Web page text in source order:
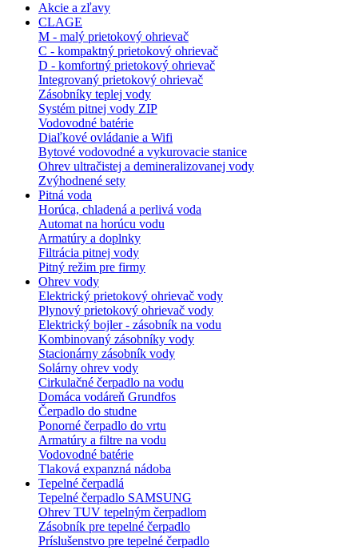
Akcie a zľavy
CLAGE
M - malý prietokový ohrievač
C - kompaktný prietokový ohrievač
D - komfortný prietokový ohrievač
Integrovaný prietokový ohrievač
Zásobníky teplej vody
Systém pitnej vody ZIP
Vodovodné batérie
Diaľkové ovládanie a Wifi
Bytové vodovodné a vykurovacie stanice
Ohrev ultračistej a demineralizovanej vody
Zvýhodnené sety
Pitná voda
Horúca, chladená a perlivá voda
Automat na horúcu vodu
Armatúry a doplnky
Filtrácia pitnej vody
Pitný režim pre firmy
Ohrev vody
Elektrický prietokový ohrievač vody
Plynový prietokový ohrievač vody
Elektrický bojler - zásobník na vodu
Kombinovaný zásobníky vody
Stacionárny zásobník vody
Solárny ohrev vody
Cirkulačné čerpadlo na vodu
Domáca vodáreň Grundfos
Čerpadlo do studne
Ponorné čerpadlo do vrtu
Armatúry a filtre na vodu
Vodovodné batérie
Tlaková expanzná nádoba
Tepelné čerpadlá
Tepelné čerpadlo SAMSUNG
Ohrev TUV tepelným čerpadlom
Zásobník pre tepelné čerpadlo
Príslušenstvo pre tepelné čerpadlo